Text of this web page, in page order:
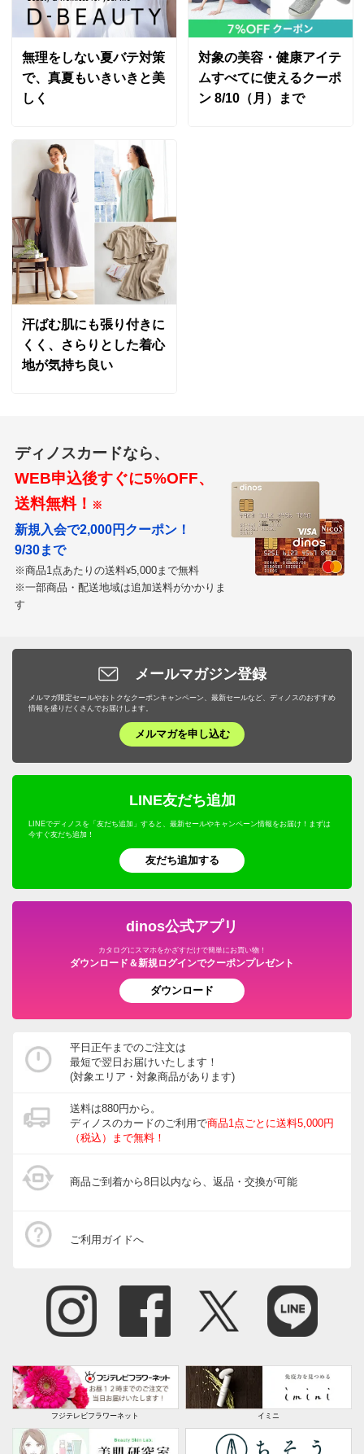
無理をしない夏バテ対策
で、真夏もいきいきと美
しく
対象の美容・健康アイテ
ムすべてに使えるクーポ
ン 8/10（月）まで
汗ばむ肌にも張り付きに
くく、さらりとした着心
地が気持ち良い
ディノスカードなら、
WEB申込後すぐに5%OFF、
送料無料！ ※
新規入会で2,000円クーポン！
9/30まで
※商品1点あたりの送料¥5,000まで無料
※一部商品・配送地域は追加送料がかかりま
す
メールマガジン登録
メルマガ限定セールやおトクなクーポンキャンペーン、最新セールなど、ディノスのおすすめ
情報を盛りだくさんでお届けします。
メルマガを申し込む
LINE友だち追加
LINEでディノスを「友だち追加」すると、最新セールやキャンペーン情報をお届け！まずは
今すぐ友だち追加！
友だち追加する
dinos公式アプリ
カタログにスマホをかざすだけで簡単にお買い物！
ダウンロード＆新規ログインでクーポンプレゼント
ダウンロード
平日正午までのご注文は
最短で翌日お届けいたします！
(対象エリア・対象商品があります)
送料は880円から。
ディノスのカードのご利用で商品1点ごとに送料5,000円
（税込）まで無料！
商品ご到着から8日以内なら、返品・交換が可能
ご利用ガイドへ
フジテレビフラワーネット イミニ